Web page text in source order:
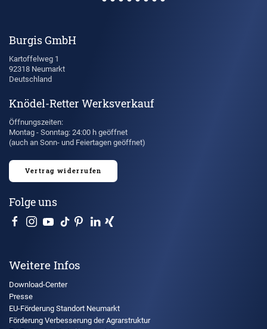
Burgis GmbH
Kartoffelweg 1
92318 Neumarkt
Deutschland
Knödel-Retter Werksverkauf
Öffnungszeiten:
Montag - Sonntag: 24:00 h geöffnet
(auch an Sonn- und Feiertagen geöffnet)
Vertrag widerrufen
Folge uns
Weitere Infos
Download-Center
Presse
EU-Förderung Standort Neumarkt
Förderung Verbesserung der Agrarstruktur